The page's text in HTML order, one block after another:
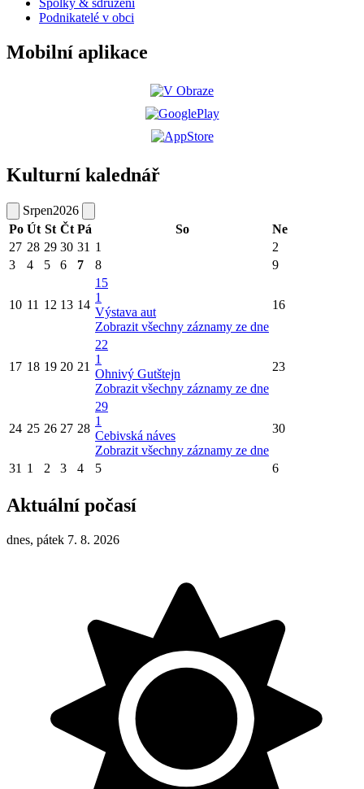
Spolky & sdružení
Podnikatelé v obci
Mobilní aplikace
Kulturní kalednář
Srpen2026
Po Út St Čt Pá So
Ne
27 28 29 30 31 1
2
3
4 5 6 7 8 9
10 11 12 13 14
15
1
Výstava aut
Zobrazit všechny záznamy ze dne
16
17 18 19 20 21
22
1
Ohnivý Gutštejn
Zobrazit všechny záznamy ze dne
23
24 25 26 27 28
29
1
Cebivská náves
Zobrazit všechny záznamy ze dne
30
31 1 2 3 4 5 6
Aktuální počasí
dnes, pátek 7. 8. 2026